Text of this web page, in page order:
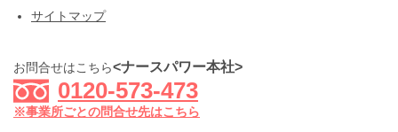
サイトマップ
お問合せはこちら<ナースパワー本社>
0120-573-473
※事業所ごとの問合せ先はこちら